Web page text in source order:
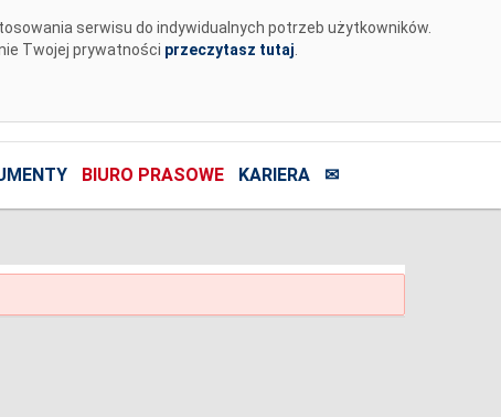
serwisu do indywidualnych potrzeb użytkowników.
Twojej prywatności przeczytasz tutaj
BIURO PRASOWE KARIERA ✉